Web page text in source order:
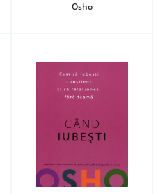
Osho